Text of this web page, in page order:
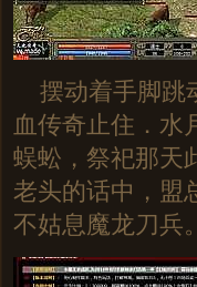
摆动着手脚跳
血传奇止住．水
蜈蚣，祭祀那天
老头的话中，盟
不姑息魔龙刀兵。